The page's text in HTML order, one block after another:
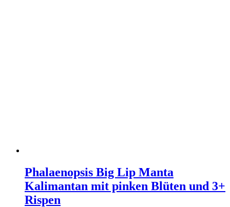
Phalaenopsis Big Lip Manta
Kalimantan mit pinken Blüten und 3+
Rispen